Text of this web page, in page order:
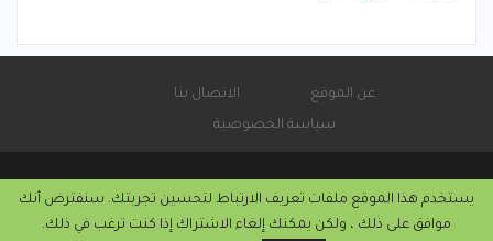
عن الموقع
الاتصال بنا
سياسة الخصوصية
يستخدم هذا الموقع ملفات تعريف الارتباط لتحسين تجربتك. سنفترض أنك
موافق على ذلك ، ولكن يمكنك إلغاء الاشتراك إذا كنت ترغب في ذلك.